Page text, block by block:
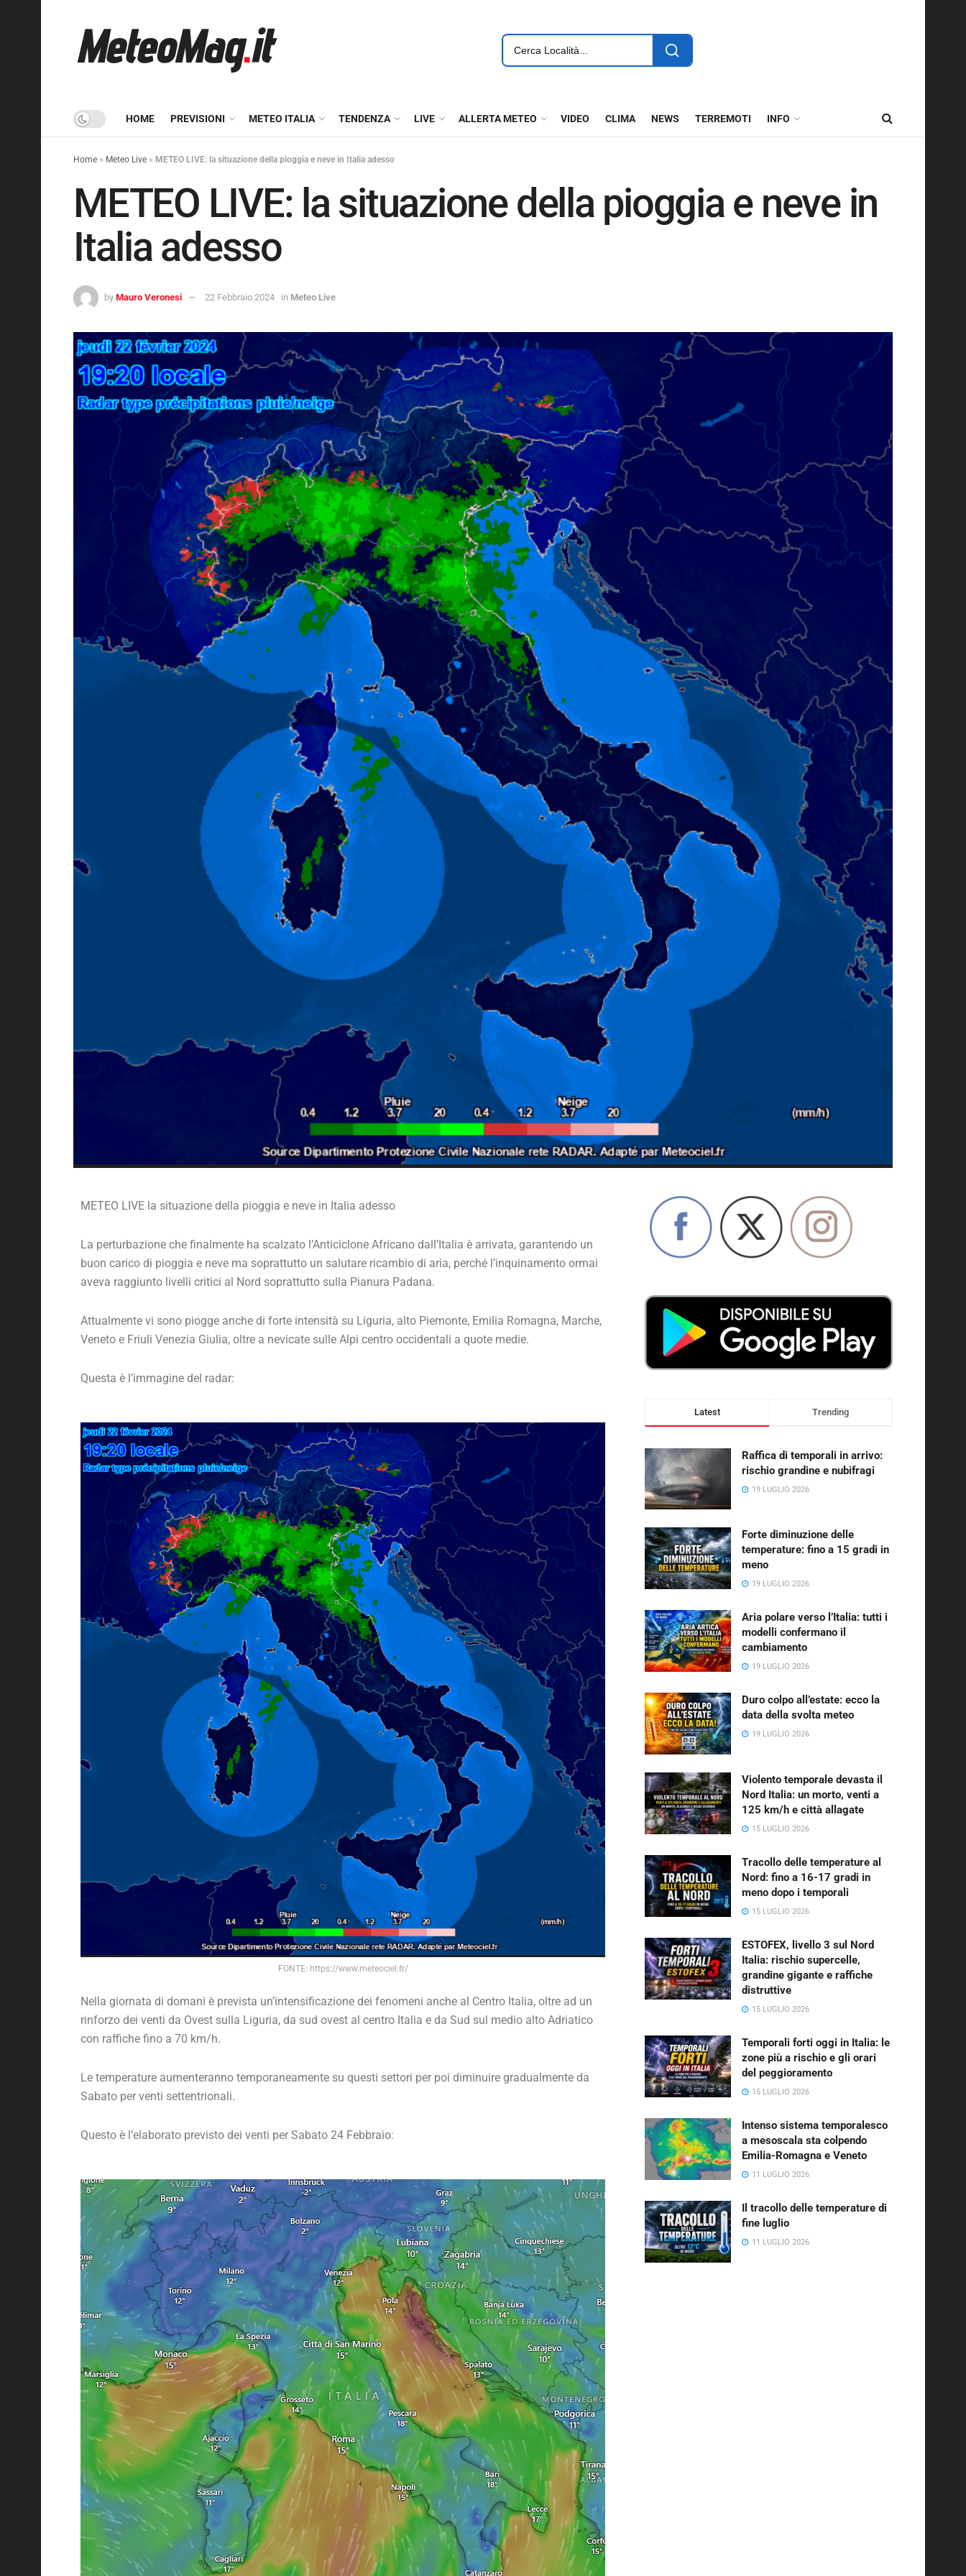
HOME PREVISIONI METEO ITALIA TENDENZA LIVE ALLERTA METEO VIDEO CLIMA NEWS TERREMOTI INFO
Home » Meteo Live » METEO LIVE: la situazione della pioggia e neve in Italia adesso
METEO LIVE: la situazione della pioggia e neve in
Italia adesso
by Mauro Veronesi 22 Febbraio 2024 in Meteo Live
METEO LIVE la situazione della pioggia e neve in Italia adesso
La perturbazione che finalmente ha scalzato l’Anticiclone Africano dall’Italia è arrivata, garantendo un
buon carico di pioggia e neve ma soprattutto un salutare ricambio di aria, perché l’inquinamento ormai
aveva raggiunto livelli critici al Nord soprattutto sulla Pianura Padana.
Attualmente vi sono piogge anche di forte intensità su Liguria, alto Piemonte, Emilia Romagna, Marche,
Veneto e Friuli Venezia Giulia, oltre a nevicate sulle Alpi centro occidentali a quote medie.
Questa è l’immagine del radar:
FONTE: https://www.meteociel.fr/
Nella giornata di domani è prevista un’intensificazione dei fenomeni anche al Centro Italia, oltre ad un
rinforzo dei venti da Ovest sulla Liguria, da sud ovest al centro Italia e da Sud sul medio alto Adriatico
con raffiche fino a 70 km/h.
Le temperature aumenteranno temporaneamente su questi settori per poi diminuire gradualmente da
Sabato per venti settentrionali.
Questo è l’elaborato previsto dei venti per Sabato 24 Febbraio:
Latest Trending
Raffica di temporali in arrivo:
rischio grandine e nubifragi
19 LUGLIO 2026
Forte diminuzione delle
temperature: fino a 15 gradi in
meno
19 LUGLIO 2026
Aria polare verso l’Italia: tutti i
modelli confermano il
cambiamento
19 LUGLIO 2026
Duro colpo all’estate: ecco la
data della svolta meteo
19 LUGLIO 2026
Violento temporale devasta il
Nord Italia: un morto, venti a
125 km/h e città allagate
15 LUGLIO 2026
Tracollo delle temperature al
Nord: fino a 16-17 gradi in
meno dopo i temporali
15 LUGLIO 2026
ESTOFEX, livello 3 sul Nord
Italia: rischio supercelle,
grandine gigante e raffiche
distruttive
15 LUGLIO 2026
Temporali forti oggi in Italia: le
zone più a rischio e gli orari
del peggioramento
15 LUGLIO 2026
Intenso sistema temporalesco
a mesoscala sta colpendo
Emilia-Romagna e Veneto
11 LUGLIO 2026
Il tracollo delle temperature di
fine luglio
11 LUGLIO 2026